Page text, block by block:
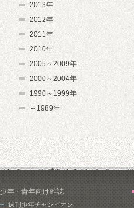
2013年
2012年
2011年
2010年
2005～2009年
2000～2004年
1990～1999年
～1989年
少年・青年向け雑誌
週刊少年チャンピオン